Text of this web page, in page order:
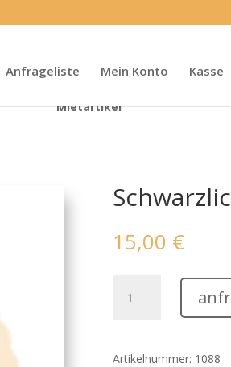
Anfrageliste Mein Konto Kasse
Mietartikel
15,00 €
Schwarzlicht/UV
Licht
Artikelnummer: 1088